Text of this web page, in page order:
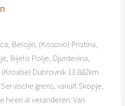
Belojin, (Kosovo) Pristina,
Bijelo Polje, Djurdevina,
Dubrovnik 13.882km
grens, vanuit Skopje,
heen al veranderen. Van